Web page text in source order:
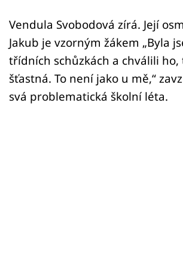
Sledujte nás
Vendula Svobodová zírá. Její
Jakub je vzorným žákem „Byla
třídních schůzkách a chválili ho,
šťastná. To není jako u mě,“
svá problematická školní léta.